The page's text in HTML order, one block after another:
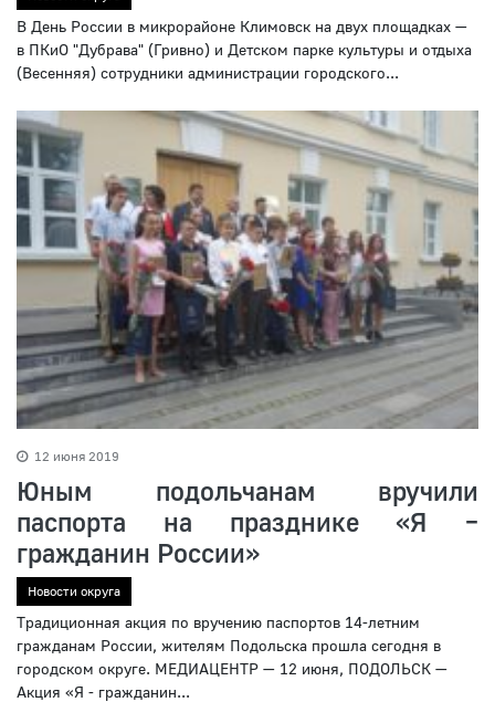
В День России в микрорайоне Климовск на двух площадках —
в ПКиО "Дубрава" (Гривно) и Детском парке культуры и отдыха
(Весенняя) сотрудники администрации городского...
12 июня 2019
Юным подольчанам вручили
паспорта на празднике «Я –
гражданин России»
Новости округа
Традиционная акция по вручению паспортов 14-летним
гражданам России, жителям Подольска прошла сегодня в
городском округе. МЕДИАЦЕНТР — 12 июня, ПОДОЛЬСК —
Акция «Я - гражданин...